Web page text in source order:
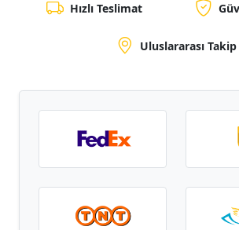
Hızlı Teslimat
Uluslararası Takip